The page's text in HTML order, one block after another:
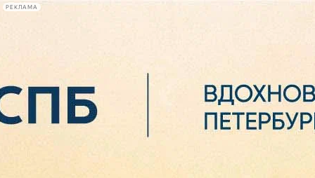
РЕКЛАМА
Сегодня:
2026.08.06
11:05